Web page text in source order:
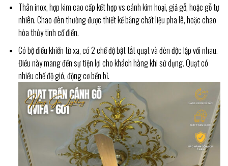
Thân inox, hợp kim cao cấp kết hợp vs cánh kim hoại, giả gỗ, hoặc gỗ tự
nhiên. Chao đèn thường được thiết kế bằng chất liệu pha lê, hoặc chao
hòa thủy tinh cổ điển.
Có bộ điều khiển từ xa, có 2 chế độ bật tắt quạt và đèn độc lập với nhau.
Điều này mang đến sự tiện lợi cho khách hàng khi sử dụng. Quạt có
nhiều chế độ gió, động cơ bền bỉ.